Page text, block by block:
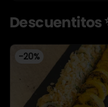
Descuentitos
-20%